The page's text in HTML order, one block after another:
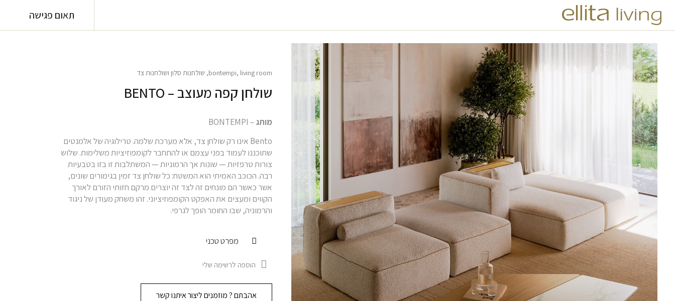
תאום פגישה
bontempi, living room
, שולחנות סלון ושולחנות צד
שולחן קפה מעוצב – BENTO
מותג– BONTEMPI
Bento אינו רק שולחן צד, אלא מערכת שלמה. טרילוגיה של אלמנטים
שתוכננו לעמוד בפני עצמם או להתחבר לקומפוזיציות משלימות. שלוש
צורות טרפזיות — שונות אך הרמוניות — המשתלבות זו בזו בטבעיות
רבה. הכוכב האמיתי הוא המשטח: כל שולחן צד זמין בגימורים שונים,
אשר כאשר הם מונחים זה לצד זה יוצרים מרקם חזותי הזורם לאורך
הקווים ומעצים את האפקט הקומפוזיציוני. זהו משחק מעודן של ניגוד
והרמוניה, שבו החומר הופך לגרפי.
מפרט טכני
הוספה לרשימה שלי
אהבתם ? מוזמנים ליצור איתנו קשר